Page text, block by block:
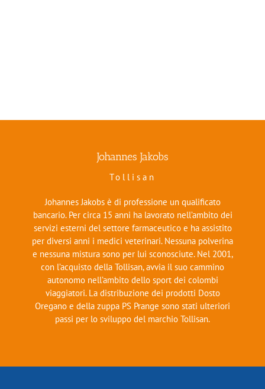
Johannes Jakobs
Tollisan
Johannes Jakobs è di professione un qualificato
bancario. Per circa 15 anni ha lavorato nell’ambito dei
servizi esterni del settore farmaceutico e ha assistito
per diversi anni i medici veterinari. Nessuna polverina
e nessuna mistura sono per lui sconosciute. Nel 2001,
con l’acquisto della Tollisan, avvia il suo cammino
autonomo nell’ambito dello sport dei colombi
viaggiatori. La distribuzione dei prodotti Dosto
Oregano e della zuppa PS Prange sono stati ulteriori
passi per lo sviluppo del marchio Tollisan.